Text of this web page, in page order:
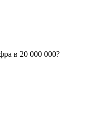
в 20 000 000?